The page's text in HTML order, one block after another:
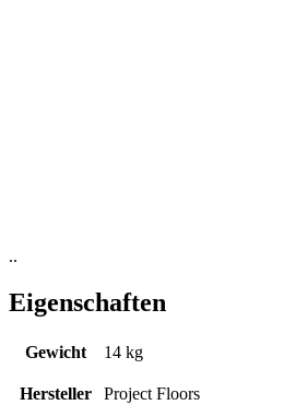
..
Eigenschaften
Gewicht 14 kg
Hersteller Project Floors